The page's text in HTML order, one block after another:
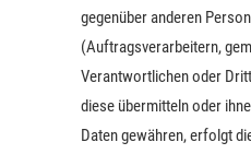
gegenüber anderen
(Auftragsverarbeitern,
Verantwortlichen oder
diese übermitteln oder
Daten gewähren, erfolgt